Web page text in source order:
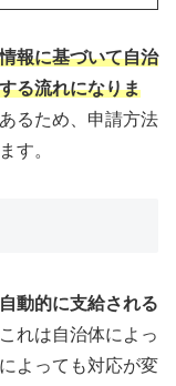
報に基づいて自治
る流れになりま
るため、申請方法
す。
自動的に支給される
れは自治体によっ
よっても対応が変